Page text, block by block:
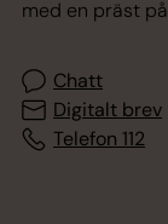
med en präst
Chatt
Digitalt brev
Telefon 112